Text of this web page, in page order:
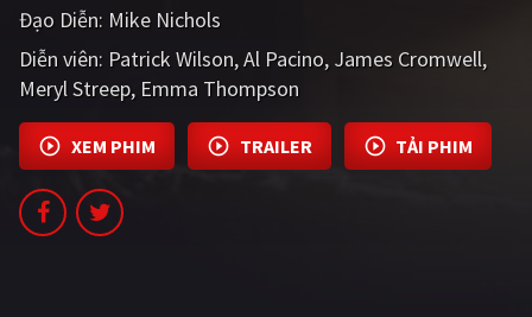
Đạo Diễn: Mike Nichols
Diễn viên: Patrick Wilson Al Pacino James Cromwell
Meryl Streep Emma Thompson
XEM PHIM TRAILER TẢI PHIM